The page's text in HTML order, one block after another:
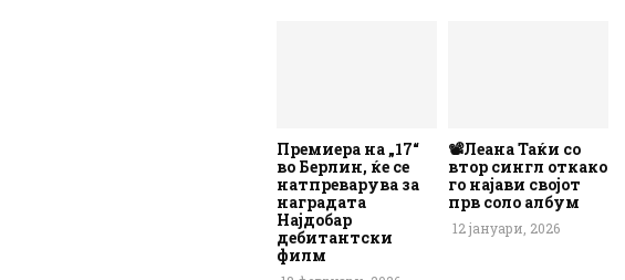
Премиера на „17“
во Берлин, ќе се
натпреварува за
наградата
Најдобар
дебитантски
филм
📽️Леана Таќи со
втор сингл откако
го најави својот
прв соло албум
12 јануари, 2026